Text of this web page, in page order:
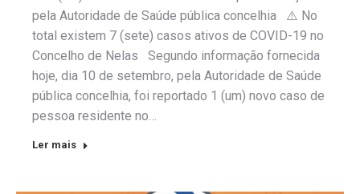
pela Autoridade de Saúde pública concelhia ⚠️ No
total existem 7 (sete) casos ativos de COVID-19 no
Concelho de Nelas Segundo informação fornecida
hoje, dia 10 de setembro, pela Autoridade de Saúde
pública concelhia, foi reportado 1 (um) novo caso de
pessoa residente no…
Ler mais